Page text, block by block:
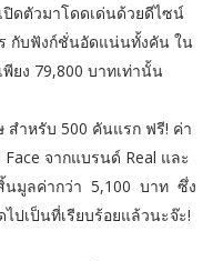
ปิดตัวมาโดดเด่นด้วยดีไซน์
กับฟังก์ชั่นอัดแน่นทั้งคัน ใน
ยง 79,800 บาทเท่านั้น
สำหรับ 500 คันแรก ฟรี! ค่า
จากแบรนด์ Real และ
สิ้นมูลค่ากว่า 5,100 บาท ซึ่ง
ปเป็นที่เรียบร้อยแล้วนะจ๊ะ!